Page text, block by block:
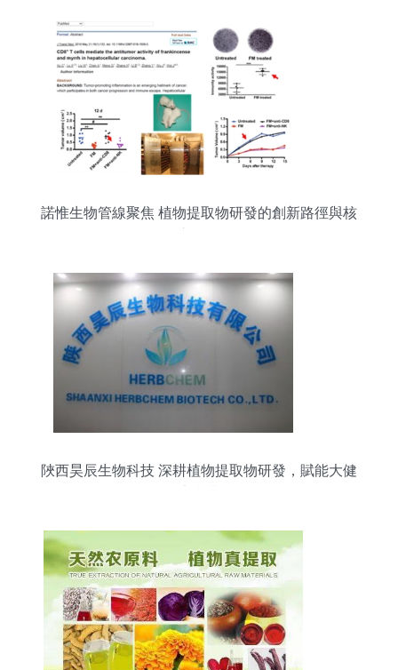
諾惟生物管線聚焦 植物提取物研發的創新路徑與核
陜西昊辰生物科技 深耕植物提取物研發，賦能大健